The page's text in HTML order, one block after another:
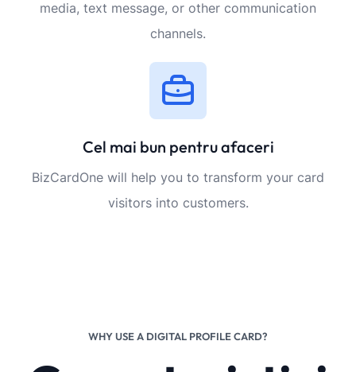
media, text message, or other communication
channels.
Cel mai bun pentru afaceri
BizCardOne will help you to transform your card
visitors into customers.
WHY USE A DIGITAL PROFILE CARD?